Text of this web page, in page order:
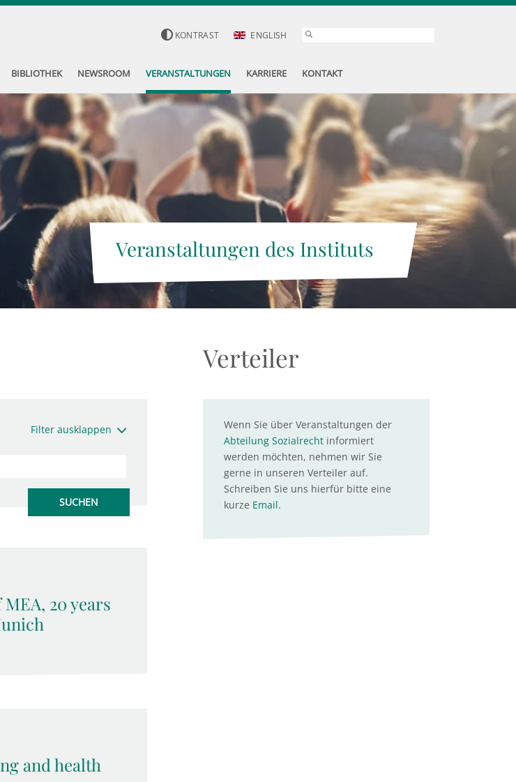
KONTRAST ENGLISH
BIBLIOTHEK NEWSROOM VERANSTALTUNGEN KARRIERE KONTAKT
Veranstaltungen des Instituts
Filter ausklappen
20 years
and health
Verteiler
Wenn Sie über Veranstaltungen der
Abteilung Sozialrechtinformiert
werden möchten, nehmen wir Sie
gerne in unseren Verteiler auf.
Schreiben Sie uns hierfür bitte eine
kurze Email.